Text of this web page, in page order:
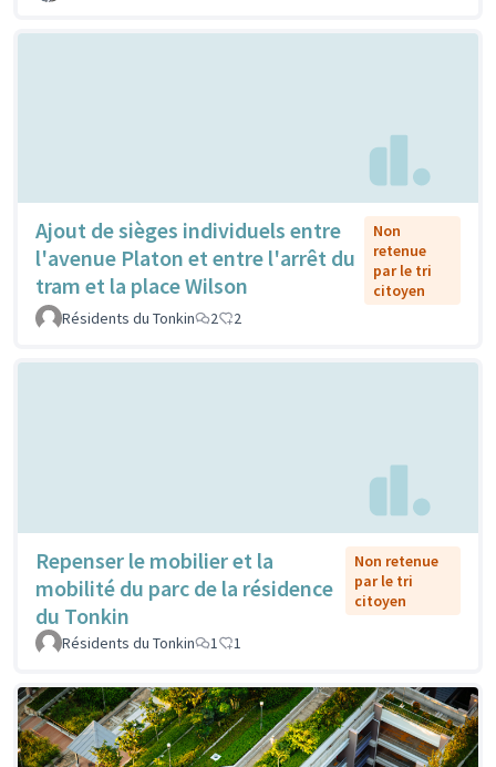
Ajout de sièges individuels entre
l'avenue Platon et entre l'arrêt du
tram et la place Wilson
Non
retenue
par le tri
citoyen
Résidents du Tonkin
2 2
Repenser le mobilier et la
mobilité du parc de la résidence
du Tonkin
Non retenue
par le tri
citoyen
Résidents du Tonkin 1 1